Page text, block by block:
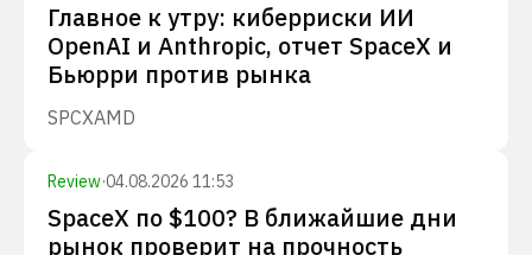
Главное к утру: киберриски ИИ
OpenAI и Anthropic, отчет SpaceX и
Бьюрри против рынка
SPCXAMD
Review·04.08.2026 11:53
SpaceX по $100? В ближайшие дни
рынок проверит на прочность